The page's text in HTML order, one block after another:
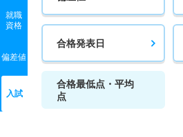
就職
資格
偏差値
入試
合格発表日
合格最低点・平均
点